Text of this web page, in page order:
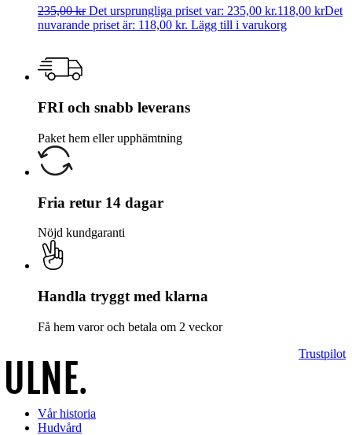
235,00kr Det ursprungliga priset var: 235,00 kr.118,00 krDet
nuvarande priset är: 118,00 kr. Lägg till i varukorg
FRI och snabb leverans
Paket hem eller upphämtning
Fria retur 14 dagar
Nöjd kundgaranti
Handla tryggt med klarna
Få hem varor och betala om 2 veckor
Trustpilot
Vår historia
Hudvård